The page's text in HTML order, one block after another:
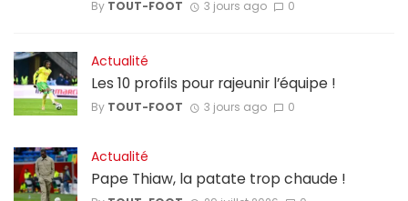
By TOUT-FOOT 3 jours ago 0
Actualité
Les 10 profils pour rajeunir l’équipe !
By TOUT-FOOT 3 jours ago 0
Actualité
Pape Thiaw, la patate trop chaude !